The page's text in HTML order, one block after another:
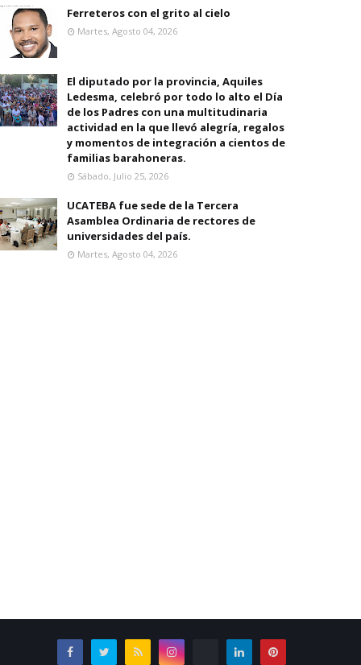
Ferreteros con el grito al cielo
Martes, Agosto 04, 2026
El diputado por la provincia, Aquiles
Ledesma, celebró por todo lo alto el Día
de los Padres con una multitudinaria
actividad en la que llevó alegría, regalos
y momentos de integración a cientos de
familias barahoneras.
Sábado, Julio 25, 2026
UCATEBA fue sede de la Tercera
Asamblea Ordinaria de rectores de
universidades del país.
Martes, Agosto 04, 2026